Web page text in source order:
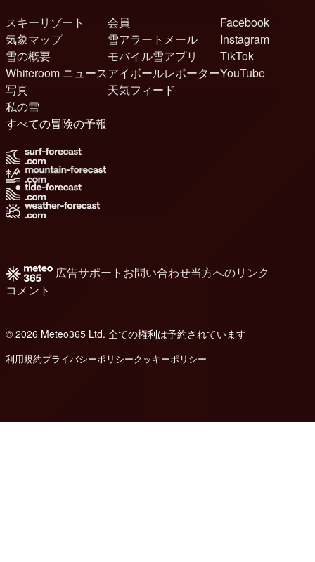
スキーリゾート
気象マップ
雪の概要
Whiteroom ニュース
写真
私の雪
会員
雪アラートメール
モバイル雪アプリ
アイボールレポーター
天気フィード
Facebook
Instagram
TikTok
YouTube
すべての冒険の予報
広告サポート お問い合わせ当方へのリンク
コメント
© 2026 Meteo365 Ltd. 全ての権利は予約されています
利用規約プライバシーポリシークッキーポリシー